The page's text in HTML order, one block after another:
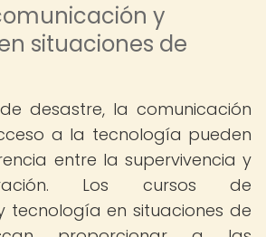
y
situaciones de
desastre, la comunicación
a la tecnología pueden
entre la supervivencia y
Los cursos de
tecnología en situaciones de